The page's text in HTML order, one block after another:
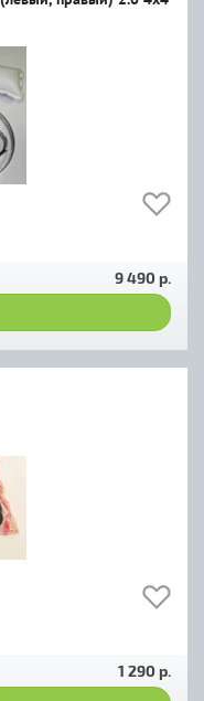
9 490 р.
1 290 р.